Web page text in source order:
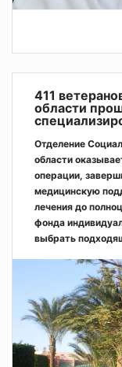
411
области
Отделение
области
операции,
медицинскую
лечения до
фонда
выбрать